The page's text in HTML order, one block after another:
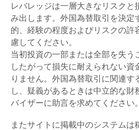
レバレッジは一層大きなリスクと
み出します。外国為替取引を決定
的、経験の程度およびリスクの許
慮してください。
当初投資の一部または全部を失う
したがって損失に耐えられない資
りません。外国為替取引に関連す
し、疑義があるときは中立的な財
バイザーに助言を求めてください。
またサイトに掲載中のシステムは